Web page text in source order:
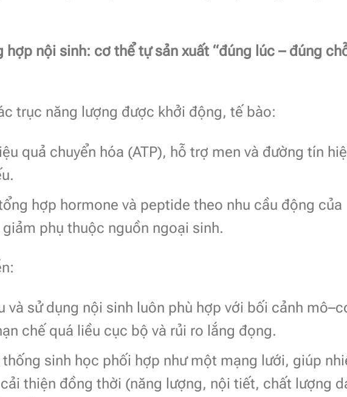
hợp nội sinh: cơ thể tự sản xuất “đúng lúc – đúng
trục năng lượng được khởi động, tế bào:
quả chuyển hóa (ATP), hỗ trợ men và đường tín
hợp hormone và peptide theo nhu cầu động của
phụ thuộc nguồn ngoại sinh.
và sử dụng nội sinh luôn phù hợp với bối cảnh
chế quá liều cục bộ và rủi ro lắng đọng.
thống sinh học phối hợp như một mạng lưới, giúp
thiện đồng thời (năng lượng, nội tiết, chất lượng